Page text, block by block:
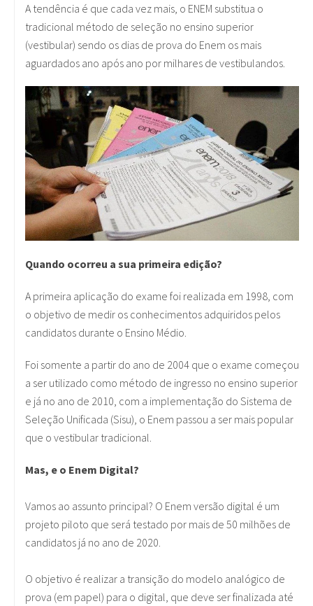
A tendência é que cada vez mais, o ENEM substitua o
tradicional método de seleção no ensino superior
(vestibular) sendo os dias de prova do Enem os mais
aguardados ano após ano por milhares de vestibulandos.
Quando ocorreu a sua primeira edição?
A primeira aplicação do exame foi realizada em 1998, com
o objetivo de medir os conhecimentos adquiridos pelos
candidatos durante o Ensino Médio.
Foi somente a partir do ano de 2004 que o exame começou
a ser utilizado como método de ingresso no ensino superior
e já no ano de 2010, com a implementação do Sistema de
Seleção Unificada (Sisu), o Enem passou a ser mais popular
que o vestibular tradicional.
Mas, e o Enem Digital?
Vamos ao assunto principal? O Enem versão digital é um
projeto piloto que será testado por mais de 50 milhões de
candidatos já no ano de 2020.
O objetivo é realizar a transição do modelo analógico de
prova (em papel) para o digital, que deve ser finalizada até